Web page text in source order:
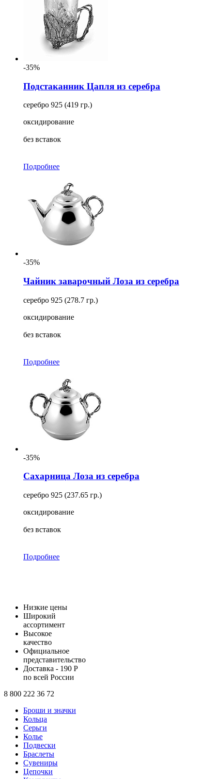
-35%
Подстаканник Цапля из серебра
серебро 925 (419 гр.)
оксидирование
без вставок
Подробнее
-35%
Чайник заварочный Лоза из серебра
серебро 925 (278.7 гр.)
оксидирование
без вставок
Подробнее
-35%
Сахарница Лоза из серебра
серебро 925 (237.65 гр.)
оксидирование
без вставок
Подробнее
Низкие цены
Широкий
ассортимент
Высокое
качество
Официальное
представительство
Доставка - 190 Р
по всей России
8 800 222 36 72
Броши и значки
Кольца
Серьги
Колье
Подвески
Браслеты
Сувениры
Цепочки